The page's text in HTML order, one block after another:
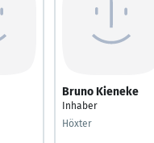
Bruno Kieneke
Inhaber
Höxter